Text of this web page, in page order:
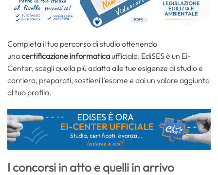
Completa il tuo percorso di studio ottenendo
unacertificazione informatica ufficiale: EdiSES è un Ei-
Center, scegli quella più adatta alle tue esigenze di studio e
carriera, preparati, sostieni l’esame e dai un valore aggiunto
al tuo profilo.
I concorsi in atto e quelli in arrivo